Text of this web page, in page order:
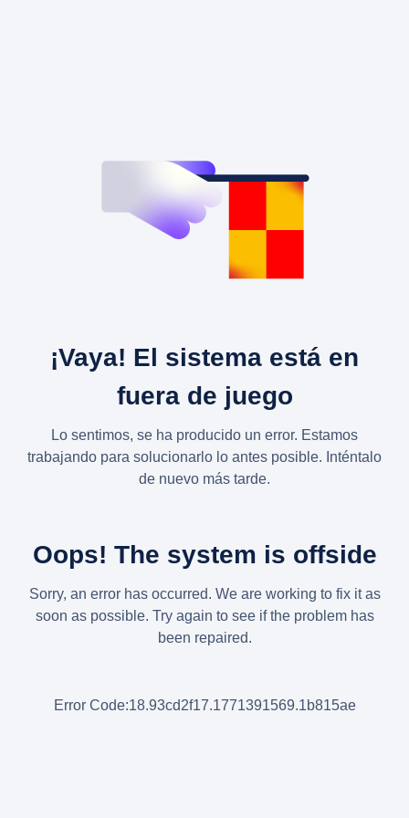
¡Vaya! El sistema está en
fuera de juego
Lo sentimos, se ha producido un error. Estamos
trabajando para solucionarlo lo antes posible. Inténtalo
de nuevo más tarde.
Oops! The system is offside
Sorry, an error has occurred. We are working to fix it as
soon as possible. Try again to see if the problem has
been repaired.
Error Code:18.93cd2f17.1771391569.1b815ae